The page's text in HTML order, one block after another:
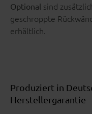
Optional sind
geschroppte
erhältlich.
Produziert in
Herstellergarantie